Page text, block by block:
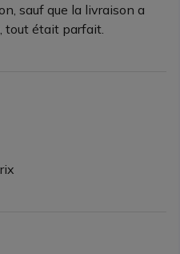
sauf que la livraison a
tout était parfait.